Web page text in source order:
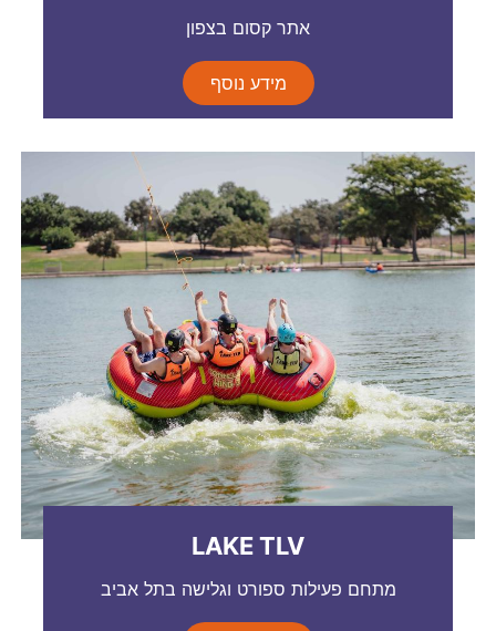
אתר קסום בצפון
מידע נוסף
LAKE TLV
מתחם פעילות ספורט וגלישה בתל אביב